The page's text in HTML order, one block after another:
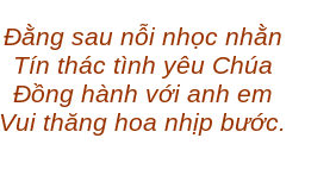
Đằng sau nỗi nhọc nhằn
Tín thác tình yêu Chúa
Đồng hành với anh em
Vui thăng hoa nhịp bước.